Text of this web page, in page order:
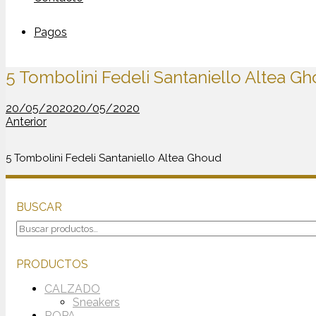
Pagos
5 Tombolini Fedeli Santaniello Altea
20/05/202020/05/2020
Anterior
5 Tombolini Fedeli Santaniello Altea Ghoud
BUSCAR
Buscar
por:
PRODUCTOS
CALZADO
Sneakers